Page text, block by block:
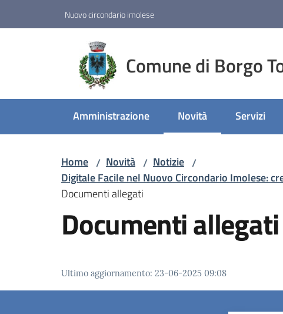
Nuovo circondario imolese
Comune di Borgo
Amministrazione Novità
Menu selezionato
Servizi
Home / Novità / Notizie /
Digitale Facile nel Nuovo Circondario Imolese:
Documenti allegati
Documenti allegati
Ultimo aggiornamento: 23-06-2025 09:08